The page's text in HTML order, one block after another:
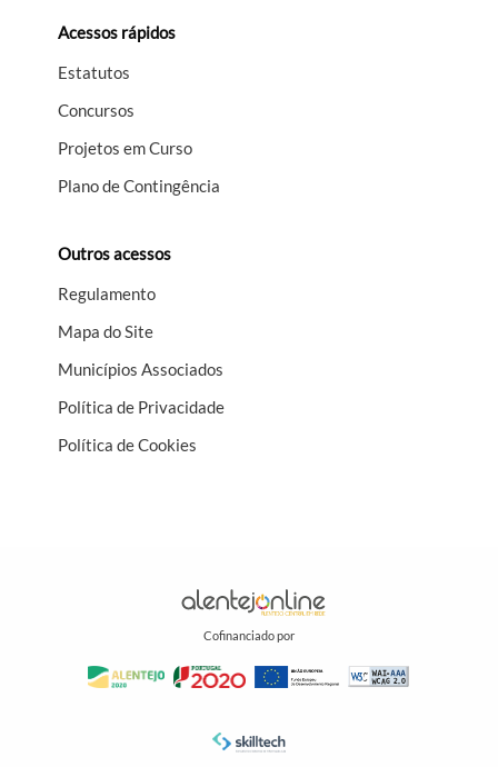
Acessos rápidos
Estatutos
Concursos
Projetos em Curso
Plano de Contingência
Outros acessos
Regulamento
Mapa do Site
Municípios Associados
Política de Privacidade
Política de Cookies
Cofinanciado por